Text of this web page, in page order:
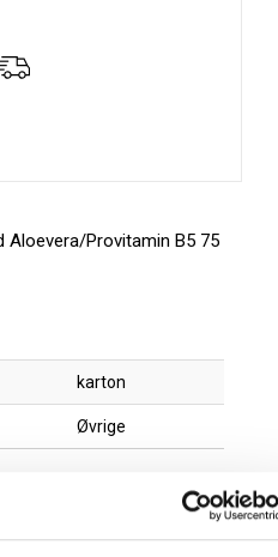
Provitamin B5 75
karton
Øvrige